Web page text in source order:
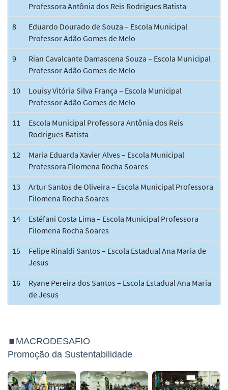
Professora Antônia dos Reis Rodrigues Batista
8
Eduardo Dourado de Souza – Escola Municipal
Professor Adão Gomes de Melo
9
Rian Cavalcante Damascena Souza – Escola Municipal
Professor Adão Gomes de Melo
10
Louisy Vitória Silva França – Escola Municipal
Professor Adão Gomes de Melo
11
Escola Municipal Professora Antônia dos Reis
Rodrigues Batista
12
Maria Eduarda Xavier Alves – Escola Municipal
Professora Filomena Rocha Soares
13
Artur Santos de Oliveira – Escola Municipal Professora
Filomena Rocha Soares
14
Estéfani Costa Lima – Escola Municipal Professora
Filomena Rocha Soares
15
Felipe Rinaldi Santos – Escola Estadual Ana Maria de
Jesus
16
Ryane Pereira dos Santos – Escola Estadual Ana Maria
de Jesus
⏹MACRODESAFIO
Promoção da Sustentabilidade